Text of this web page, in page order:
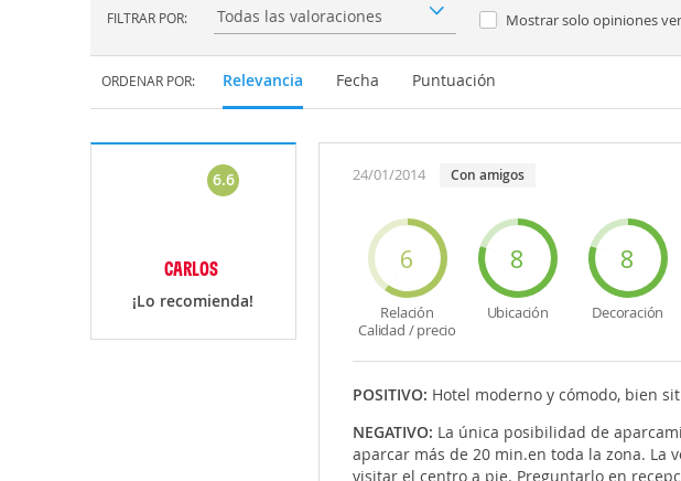
FILTRAR POR: Filtrar por: Mostrar solo opiniones
ORDENAR POR: Relevancia Fecha Puntuación
6.6
CARLOS
¡Lo recomienda!
24/01/2014 Con amigos
6
Relación
Calidad / precio
8
Ubicación
8
Decoración
POSITIVO: Hotel moderno y cómodo, bien
NEGATIVO: La única posibilidad de
aparcar más de 20 min.en toda la zona. La
visitar el centro a pie. Preguntarlo en